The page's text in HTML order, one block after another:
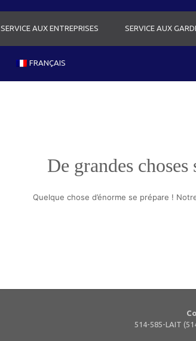
SERVICE AUX ENTREPRISES SERVICE AUX
FRANÇAIS
De grandes
Quelque chose d’énorme se prépare !
514-585-LAIT